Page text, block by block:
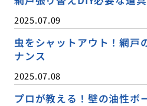
2025.07.09
虫をシャットアウト！網戸
ナンス
2025.07.08
プロが教える！壁の油性ボ